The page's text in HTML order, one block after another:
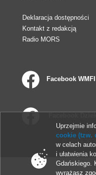
Deklaracja dostępności
Kontakt z redakcją
Radio MORS
Facebook WMFI
© 2013-
Uprzejmie
cookie (tzw.
w celach
i ułatwienia
Gdańskiego.
wyrażasz